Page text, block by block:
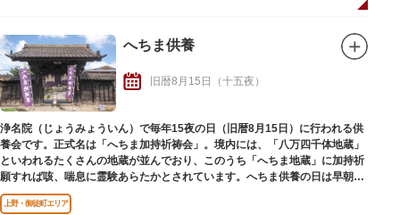
ために御守や開運厄除札を授与いただいたり、新たな年の幸せを祈ってお参
※浅草寺の境内は24時間自由に入退門できますが、本堂やその他の建造物に
は開閉門時間があります。例年、多くの参詣者が見込まれる元旦～3日には
境内の参拝順路が設けられ、入場規制が行われます。山門である雷門を入口
として仲見世通りが一方通行となり、途中の路地からの参列はできなくなり
ますのでご注意ください。加えて、周辺の道路では交通規制が実施され、車
両通行禁止となる区間がありますので、併せてこちらも注意が必要です。な
お、公式サイトでは、境内のライブカメラ映像を公開しており、事前に混雑
状況を確認することができます。
へちま供養
旧暦8月15日（十五夜）
浄名院（じょうみょういん）で毎年15夜の日（旧暦8月15日）に行われる供
養会です。正式名は「へちま加持祈祷会」。境内には、「八万四千体地蔵」
といわれるたくさんの地蔵が並んでおり、このうち「へちま地蔵」に加持祈
願すれば咳、喘息に霊験あらたかとされています。へちま供養の日は早朝よ
り夕方までお札を求める全国からの参拝者で溢れ、賑わっています。
上野・御徒町エリア